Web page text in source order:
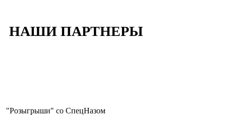
НАШИ ПАРТНЕРЫ
"Розыгрыши" со СпецНазом